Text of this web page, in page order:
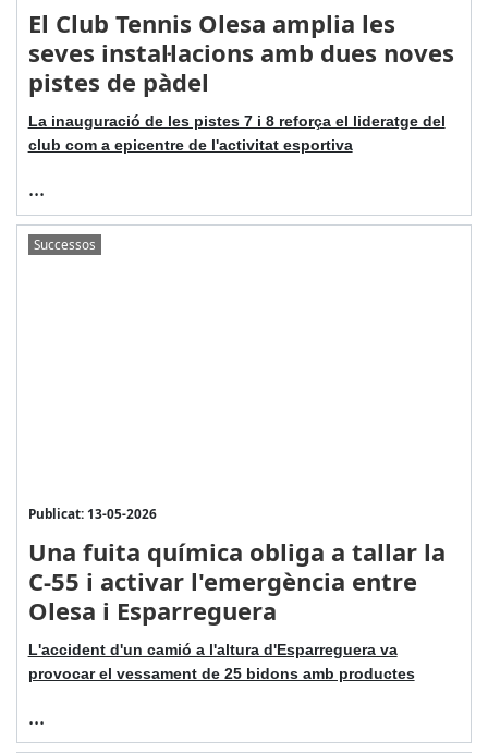
El Club Tennis Olesa amplia les
seves instal·lacions amb dues noves
pistes de pàdel
La inauguració de les pistes 7 i 8 reforça el lideratge del
club com a epicentre de l'activitat esportiva
...
Successos
Publicat: 13-05-2026
Una fuita química obliga a tallar la
C-55 i activar l'emergència entre
Olesa i Esparreguera
L'accident d'un camió a l'altura d'Esparreguera va
provocar el vessament de 25 bidons amb productes
...